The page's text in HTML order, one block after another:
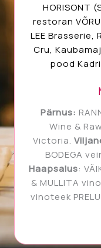
HORISONT
restoran
LEE Brasserie,
Cru,
pood
Pärnus:
Wine &
Victoria.
BODEGA
Haapsalus:
& MULLITA
vinoteek